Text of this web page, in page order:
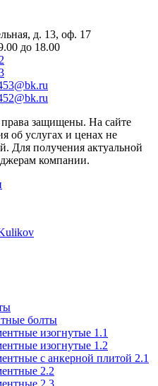
д. 13, оф. 17
до 18.00
защищены. На сайте
об услугах и ценах не
Для получения актуальной
компании.
болты
изогнутые 1.1
изогнутые 1.2
с анкерной плитой 2.1
2.2
2.3